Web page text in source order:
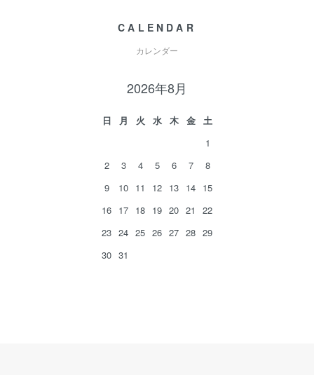
CALENDAR
カレンダー
2026年8月
日 月 火 水 木 金
土
1
2
3 4 5 6 7
8
9
10 11 12 13 14 15
16 17 18 19 20 21
22
23 24 25 26 27 28 29
30 31